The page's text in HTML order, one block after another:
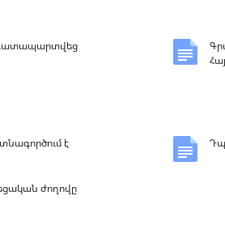
դատապարտվեց
է
ժողովը